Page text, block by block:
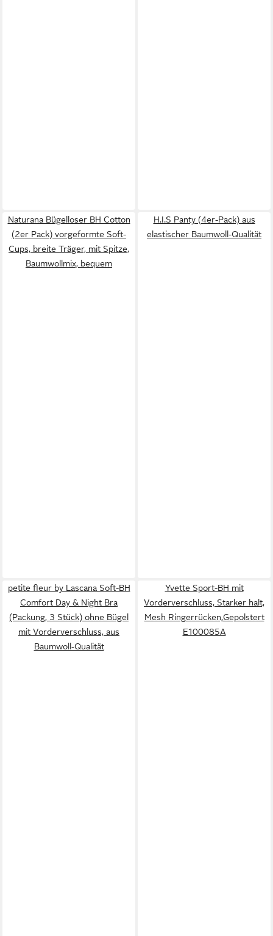
Naturana Bügelloser BH Cotton
(2er Pack) vorgeformte Soft-
Cups, breite Träger, mit Spitze,
Baumwollmix, bequem
H.I.S Panty (4er-Pack) aus
elastischer Baumwoll-Qualität
petite fleur by Lascana Soft-BH
Comfort Day & Night Bra
(Packung, 3 Stück) ohne Bügel
mit Vorderverschluss, aus
Baumwoll-Qualität
Yvette Sport-BH mit
Vorderverschluss, Starker halt,
Mesh Ringerrücken,Gepolstert
E100085A